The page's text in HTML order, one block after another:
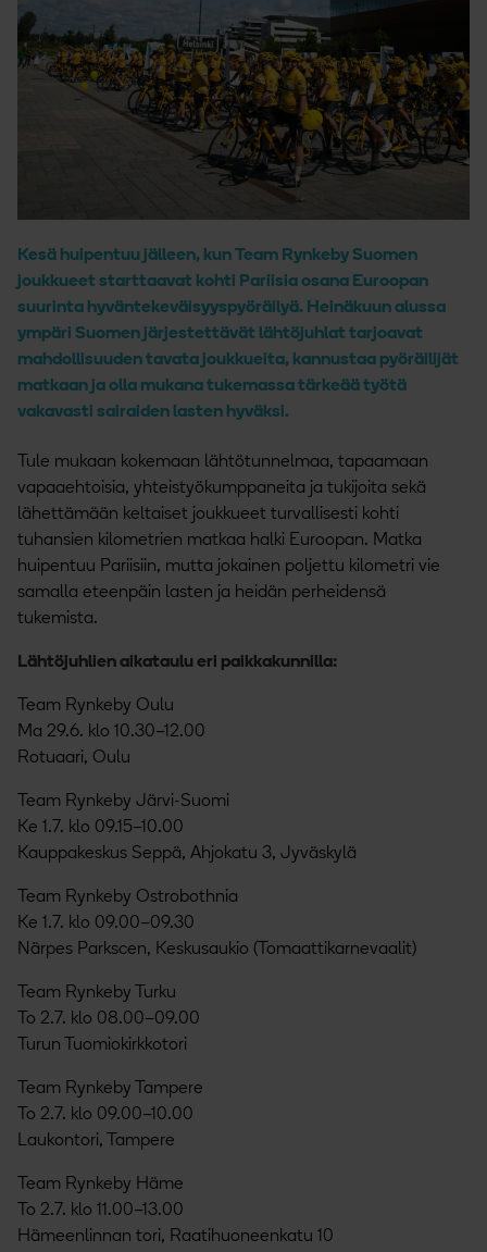
Kesä huipentuu jälleen, kun Team Rynkeby Suomen
joukkueet starttaavat kohti Pariisia osana Euroopan
suurinta hyväntekeväisyyspyöräilyä. Heinäkuun alussa
ympäri Suomen järjestettävät lähtöjuhlat tarjoavat
mahdollisuuden tavata joukkueita, kannustaa pyöräilijät
matkaan ja olla mukana tukemassa tärkeää työtä
vakavasti sairaiden lasten hyväksi.
Tule mukaan kokemaan lähtötunnelmaa, tapaamaan
vapaaehtoisia, yhteistyökumppaneita ja tukijoita sekä
lähettämään keltaiset joukkueet turvallisesti kohti
tuhansien kilometrien matkaa halki Euroopan. Matka
huipentuu Pariisiin, mutta jokainen poljettu kilometri vie
samalla eteenpäin lasten ja heidän perheidensä
tukemista.
Lähtöjuhlien aikataulu eri paikkakunnilla:
Team Rynkeby Oulu
Ma 29.6. klo 10.30–12.00
Rotuaari, Oulu
Team Rynkeby Järvi-Suomi
Ke 1.7. klo 09.15–10.00
Kauppakeskus Seppä, Ahjokatu 3, Jyväskylä
Team Rynkeby Ostrobothnia
Ke 1.7. klo 09.00–09.30
Närpes Parkscen, Keskusaukio (Tomaattikarnevaalit)
Team Rynkeby Turku
To 2.7. klo 08.00–09.00
Turun Tuomiokirkkotori
Team Rynkeby Tampere
To 2.7. klo 09.00–10.00
Laukontori, Tampere
Team Rynkeby Häme
To 2.7. klo 11.00–13.00
Hämeenlinnan tori, Raatihuoneenkatu 10